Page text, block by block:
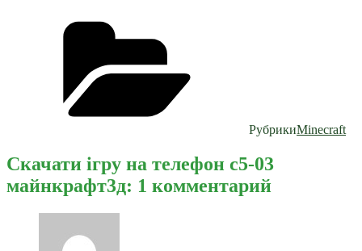
РубрикиMinecraft
Скачати ігру на телефон с5-03
майнкрафт3д: 1 комментарий